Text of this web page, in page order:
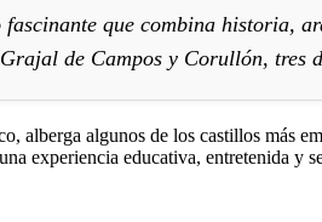
que combina historia,
de Campos y Corullón,
algunos de los castillos más
experiencia educativa, entretenida y